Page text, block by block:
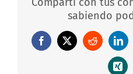
Compartí con tus
sabiendo
Facebook
X Reddit